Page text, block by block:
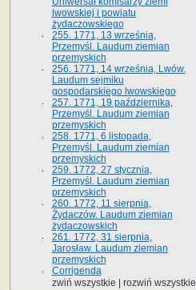
lwowskiej i powiatu
żydaczowskiego
255. 1771, 13 września,
Przemyśl. Laudum ziemian
przemyskich
256. 1771, 14 września, Lwów.
Laudum sejmiku
gospodarskiego lwowskiego
257. 1771, 19 października,
Przemyśl. Laudum ziemian
przemyskich
258. 1771, 6 listopada,
Przemyśl. Laudum ziemian
przemyskich
259. 1772, 27 stycznia,
Przemyśl. Laudum ziemian
przemyskich
260. 1772, 11 sierpnia,
Żydaczów. Laudum ziemian
żydaczowskich
261. 1772, 31 sierpnia,
Jarosław. Laudum ziemian
przemyskich
Corrigenda
zwiń wszystkie
rozwiń wszystkie